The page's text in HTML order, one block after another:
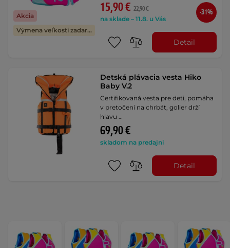
Akcia
Výmena veľkosti zadarmo
15,90 € 22,90 €
na sklade – 11.8. u Vás
-31%
Detail
Detská plávacia vesta Hiko
Baby V.2
Certifikovaná vesta pre deti, pomáha
v pretočení na chrbát, golier drží
hlavu …
69,90 €
skladom na predajni
Detail